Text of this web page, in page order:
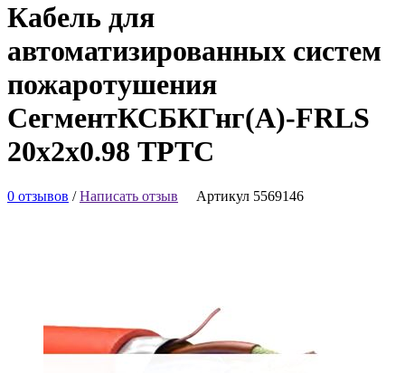
Кабель для
автоматизированных систем
пожаротушения
СегментКСБКГнг(А)-FRLS
20х2х0.98 ТРТС
0 отзывов /Написать отзыв Артикул 5569146